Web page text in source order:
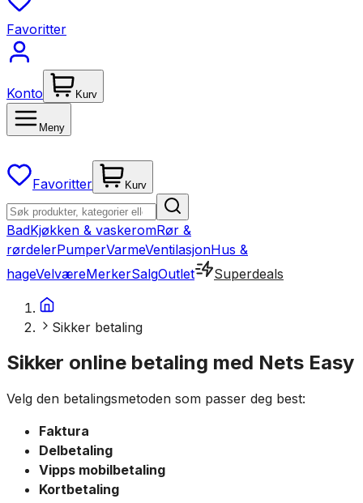
Favoritter
Konto Kurv
Meny
Favoritter Kurv
BadKjøkken & vaskeromRør &
rørdelerPumperVarmeVentilasjonHus &
hageVelværeMerkerSalgOutlet Superdeals
Sikker betaling
Sikker online betaling med Nets Easy
Velg den betalingsmetoden som passer deg best:
Faktura
Delbetaling
Vipps mobilbetaling
Kortbetaling